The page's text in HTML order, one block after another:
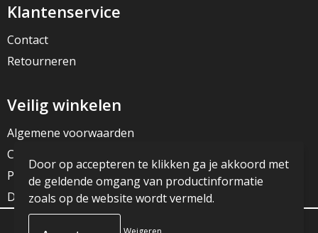
Klantenservice
Contact
Retourneren
Veilig winkelen
Algemene voorwaarden
Cookieverklaring
Privacyverklaring
Disclaimer
Door op accepteren te klikken ga je akkoord met
de geldende omgang van productinformatie
zoals op de website wordt vermeld.